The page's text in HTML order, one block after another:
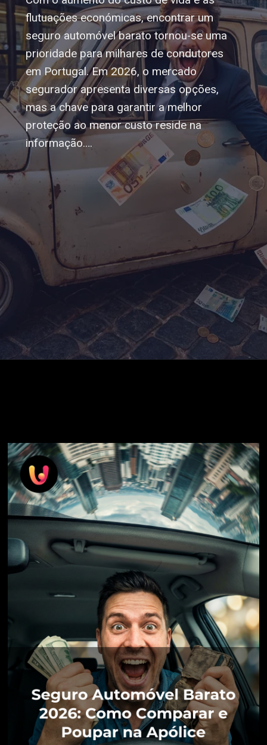
flutuações económicas, encontrar um
seguro automóvel barato tornou-se uma
prioridade para milhares de condutores
em Portugal. Em 2026, o mercado
segurador apresenta diversas opções,
mas a chave para garantir a melhor
proteção ao menor custo reside na
informação.…